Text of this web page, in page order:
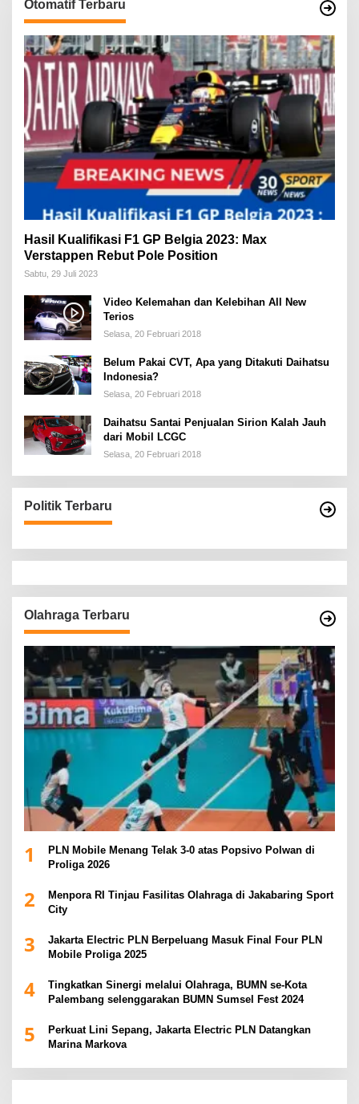
Otomatif Terbaru
Hasil Kualifikasi F1 GP Belgia 2023: Max
Verstappen Rebut Pole Position
Sabtu, 29 Juli 2023
Video Kelemahan dan Kelebihan All New
Terios
Selasa, 20 Februari 2018
Belum Pakai CVT, Apa yang Ditakuti Daihatsu
Indonesia?
Selasa, 20 Februari 2018
Daihatsu Santai Penjualan Sirion Kalah Jauh
dari Mobil LCGC
Selasa, 20 Februari 2018
Politik Terbaru
Olahraga Terbaru
1
PLN Mobile Menang Telak 3-0 atas Popsivo Polwan di
Proliga 2026
2
Menpora RI Tinjau Fasilitas Olahraga di Jakabaring Sport
City
3
Jakarta Electric PLN Berpeluang Masuk Final Four PLN
Mobile Proliga 2025
4
Tingkatkan Sinergi melalui Olahraga, BUMN se-Kota
Palembang selenggarakan BUMN Sumsel Fest 2024
5
Perkuat Lini Sepang, Jakarta Electric PLN Datangkan
Marina Markova